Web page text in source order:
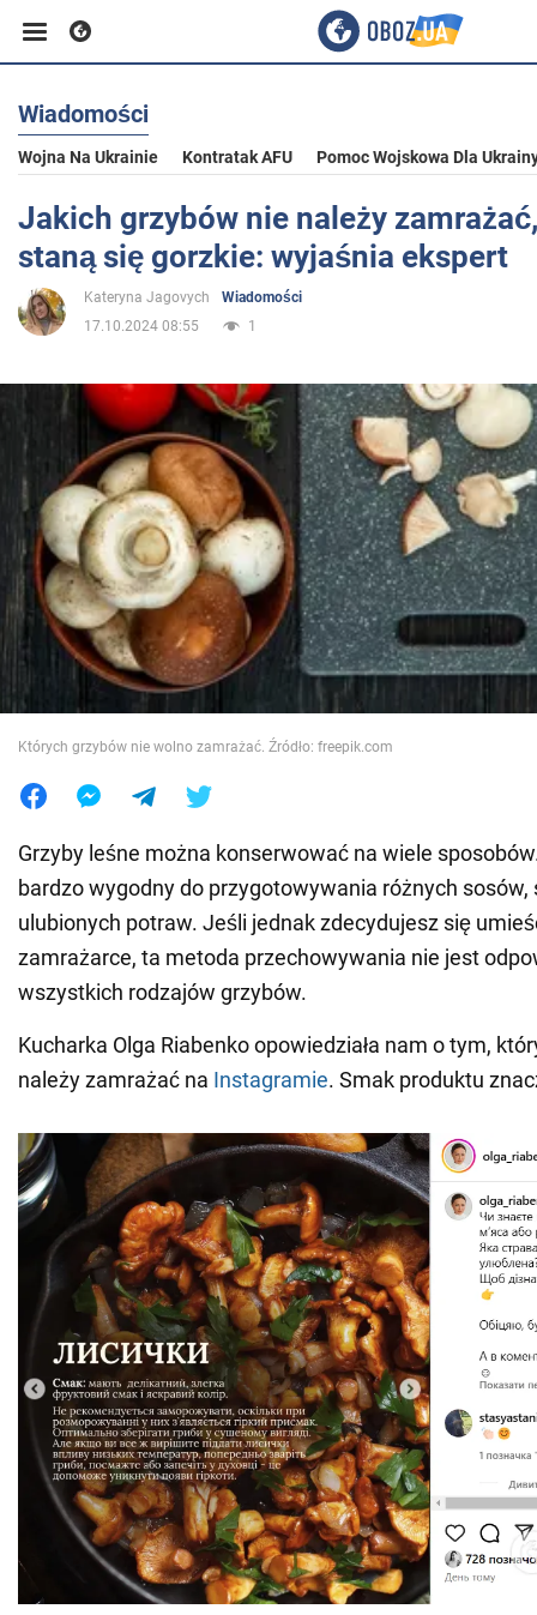
Biznes
Sport
Rozrywka
Polityka
Społeczeństwo
Wojna na Ukrainie
Jedzenie
Wiadomości
Wojna Na Ukrainie Kontratak AFU Pomoc Wojskowa Dla
Jakich grzybów nie należy
staną się gorzkie: wyjaśnia ekspert
Kateryna Jagovych
Wiadomości
17.10.2024 08:55
1
Których grzybów nie wolno zamrażać. Źródło: freepik.com
Grzyby leśne można konserwować na wiele
bardzo wygodny do przygotowywania różnych sosów,
ulubionych potraw. Jeśli jednak zdecydujesz się
zamrażarce, ta metoda przechowywania nie jest
wszystkich rodzajów grzybów.
Kucharka Olga Riabenko opowiedziała nam o tym,
należy zamrażać na Instagramie. Smak produktu